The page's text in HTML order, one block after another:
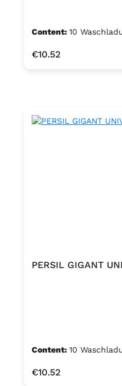
Content: 10
Regular price:
€10.52
PERSIL GIGANT
Content: 10
Regular price:
€10.52